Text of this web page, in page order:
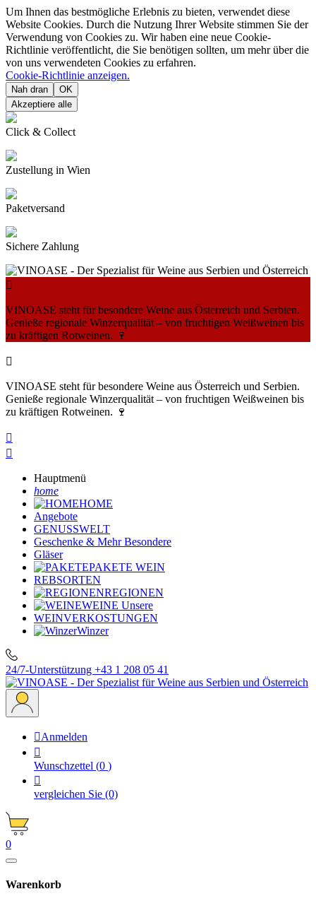
Um Ihnen das bestmögliche Erlebnis zu bieten, verwendet diese
Website Cookies. Durch die Nutzung Ihrer Website stimmen Sie der
Verwendung von Cookies zu. Wir haben eine neue Cookie-
Richtlinie veröffentlicht, die Sie benötigen sollten, um mehr über die
von uns verwendeten Cookies zu erfahren.
Cookie-Richtlinie anzeigen.
Nah dran
OK
Akzeptiere alle
Click & Collect
Zustellung in Wien
Paketversand
Sichere Zahlung

VINOASE steht für besondere Weine aus Österreich und Serbien.
Genieße regionale Winzerqualität – von fruchtigen Weißweinen bis
zu kräftigen Rotweinen. 🍷

VINOASE steht für besondere Weine aus Österreich und Serbien.
Genieße regionale Winzerqualität – von fruchtigen Weißweinen bis
zu kräftigen Rotweinen. 🍷


Hauptmenü
home
HOME
Angebote
GENUSSWELT
Geschenke & MehrBesondere
Gläser
PAKETE WEIN
REBSORTEN
REGIONEN
WEINE Unsere
WEINVERKOSTUNGEN
Winzer
24/7-Unterstützung +43 1 208 05 41
Anmelden

Wunschzettel (0 )

vergleichen Sie (0)
0
Warenkorb